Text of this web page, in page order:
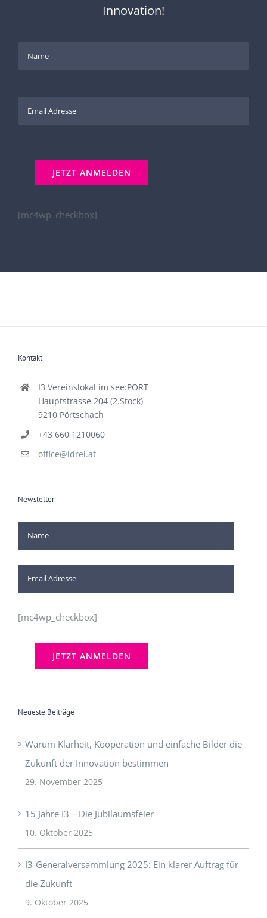
Innovation!
[mc4wp_checkbox]
Kontakt
I3 Vereinslokal im see:PORT
Hauptstrasse 204 (2.Stock)
9210 Pörtschach
+43 660 1210060
office@idrei.at
Newsletter
[mc4wp_checkbox]
Neueste Beiträge
Warum Klarheit, Kooperation und einfache Bilder die
Zukunft der Innovation bestimmen
29. November 2025
15 Jahre I3 – Die Jubiläumsfeier
10. Oktober 2025
I3-Generalversammlung 2025: Ein klarer Auftrag für
die Zukunft
9. Oktober 2025